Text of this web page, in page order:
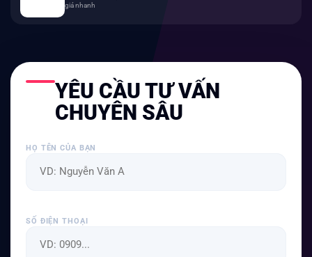
giá nhanh
YÊU CẦU TƯ VẤN
CHUYÊN SÂU
HỌ TÊN CỦA BẠN
SỐ ĐIỆN THOẠI